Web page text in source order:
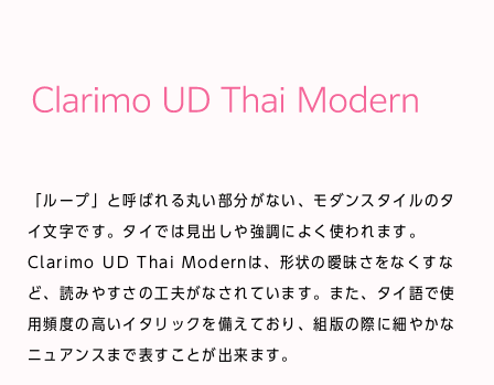
「ループ」と呼ばれる丸い部分がない、モダンスタイルのタ
イ文字です。タイでは見出しや強調によく使われます。
Clarimo UD Thai Modernは、形状の曖昧さをなくすな
ど、読みやすさの工夫がなされています。また、タイ語で使
用頻度の高いイタリックを備えており、組版の際に細やかな
ニュアンスまで表すことが出来ます。